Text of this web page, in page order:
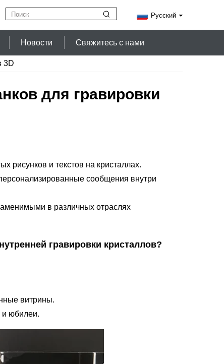
Русский
Новости Свяжитесь с нами
3D
для гравировки
рисунков и текстов на кристаллах.
сообщения внутри
в различных отраслях
гравировки кристаллов?
витрины.
и юбилеи.